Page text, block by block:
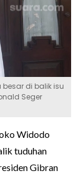
di balik isu
Seger
Widodo
tuduhan
Gibran